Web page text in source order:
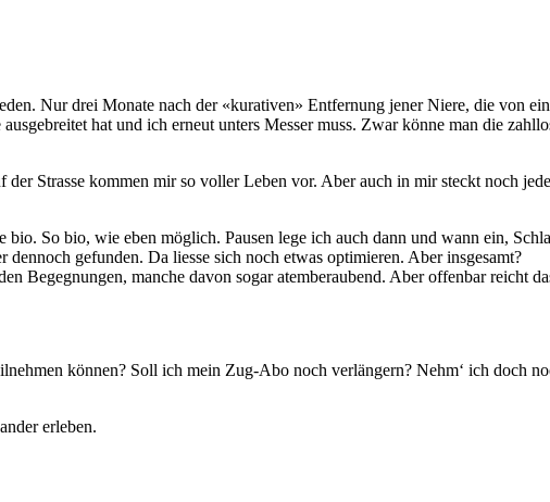
Nur drei Monate nach der «kurativen» Entfernung jener Niere, die von
hat und ich erneut unters Messer muss. Zwar könne man die
Strasse kommen mir so voller Leben vor. Aber auch in mir steckt noch
So bio, wie eben möglich. Pausen lege ich auch dann und wann ein,
gefunden. Da liesse sich noch etwas optimieren. Aber insgesamt?
Begegnungen, manche davon sogar atemberaubend. Aber offenbar reicht
können? Soll ich mein Zug-Abo noch verlängern? Nehm‘ ich doch
erleben.